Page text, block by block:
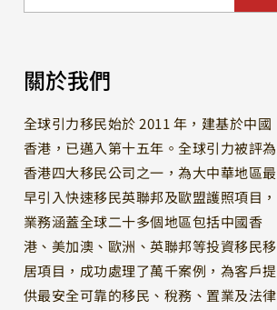
關於我們
全球引力移民始於 2011 年，建基於中國
香港，已邁入第十五年。全球引力被評為
香港四大移民公司之一，為大中華地區最
早引入快速移民英聯邦及歐盟護照項目，
業務涵蓋全球二十多個地區包括中國香
港、美加澳、歐洲、英聯邦等投資移民移
居項目，成功處理了萬千案例，為客戶提
供最安全可靠的移民、稅務、置業及法律